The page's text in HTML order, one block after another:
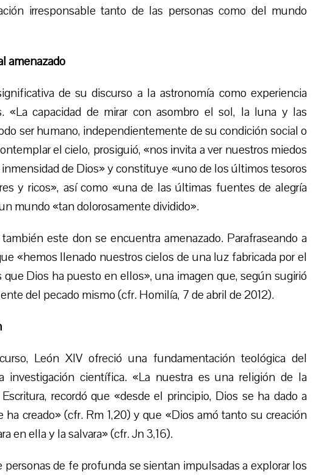
irresponsable tanto de las personas como del mundo
amenazado
de su discurso a la astronomía como experiencia
«La capacidad de mirar con asombro el sol, la luna y las
ser humano, independientemente de su condición social o
el cielo, prosiguió, «nos invita a ver nuestros miedos
de Dios» y constituye «uno de los últimos tesoros
y ricos», así como «una de las últimas fuentes de alegría
mundo «tan dolorosamente dividido».
este don se encuentra amenazado. Parafraseando a
«hemos llenado nuestros cielos de una luz fabricada por el
Dios ha puesto en ellos», una imagen que, según sugirió
del pecado mismo (cfr. Homilía, 7 de abril de 2012).
León XIV ofreció una fundamentación teológica del
investigación científica. «La nuestra es una religión de la
recordó que «desde el principio, Dios se ha dado a
ha creado» (cfr. Rm 1,20) y que «Dios amó tanto su creación
en ella y la salvara» (cfr. Jn 3,16).
de fe profunda se sientan impulsadas a explorar los